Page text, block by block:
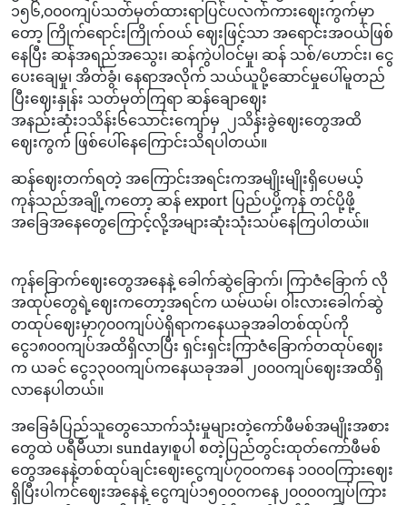
၁၅၆,၀၀၀ကျပ်သတ်မှတ်ထားရာပြင်ပလက်ကားဈေးကွက်မှာ
တော့ ကြိုက်ရောင်းကြိုက်ဝယ် ဈေးဖြင့်သာ အရောင်းအဝယ်ဖြစ်
နေပြီး ဆန်အရည်အသွေး၊ ဆန်ကွဲပါဝင်မှု၊ ဆန် သစ်/ဟောင်း၊ ငွေ
ပေးချေမှု၊ အိတ်ခွံ၊ နေရာအလိုက် သယ်ယူပို့ဆောင်မှုပေါ်မူတည်
ပြီးဈေးနှုန်း သတ်မှတ်ကြရာ ဆန်ချောဈေး
အနည်းဆုံး၁သိန်း၆သောင်းကျော်မှ ၂သိန်းခွဲဈေးတွေအထိ
ဈေးကွက် ဖြစ်ပေါ်နေကြောင်းသိရပါတယ်။
ဆန်ဈေးတက်ရတဲ့ အကြောင်းအရင်းကအမျိုးမျိုးရှိပေမယ့်
ကုန်သည်အချို့ကတော့ ဆန် export ပြည်ပပို့ကုန် တင်ပို့ဖို့
အခြေအနေတွေကြောင့်လို့အများဆုံးသုံးသပ်နေကြပါတယ်။
ကုန်ခြောက်ဈေးတွေအနေနဲ့ ခေါက်ဆွဲခြောက်၊ ကြာဇံခြောက် လို
အထုပ်တွေရဲ့ဈေးကတော့အရင်က ယမ်ယမ်၊ ဝါးလားခေါက်ဆွဲ
တထုပ်ဈေးမှာ၇၀၀ကျပ်ပဲရှိရာကနေယခုအခါတစ်ထုပ်ကို
ငွေ၁‌၈၀၀ကျပ်အထိရှိလာပြီး ရှင်းရှင်းကြာဇံခြောက်တထုပ်ဈေး
က ယခင် ငွေ၁၃၀၀ကျပ်ကနေယခုအခါ ၂၀၀၀ကျပ်ဈေးအထိရှိ
လာနေပါတယ်။
အခြေခံပြည်သူတွေသောက်သုံးမှုများတဲ့ကော်ဖီမစ်အမျိုးအစား
တွေထဲ ပရီမီယာ၊ sunday၊စူပါ စတဲ့ပြည်တွင်းထုတ်ကော်ဖီမစ်
တွေအနေနဲ့တစ်ထုပ်ချင်းဈေးငွေကျပ်၇၀၀ကနေ ၁၀၀၀ကြားဈေး
ရှိပြီးပါကင်ဈေးအနေနဲ့ ငွေကျပ်၁၅၀၀၀ကနေ၂၀၀‌၀၀ကျပ်ကြား